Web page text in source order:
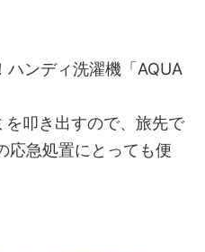
ンディ洗濯機「AQUA
叩き出すので、旅先で
応急処置にとっても便